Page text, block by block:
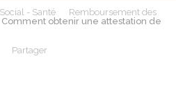
Social - Santé
Remboursement des
Comment obtenir une attestation de
Partager